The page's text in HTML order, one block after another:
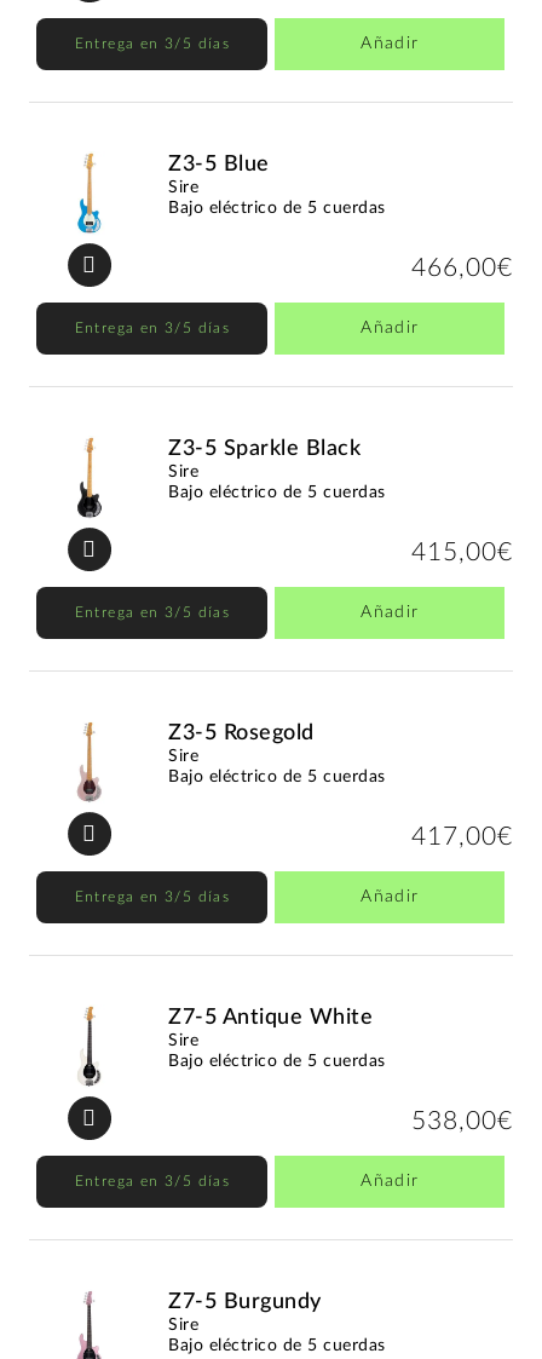
Entrega en 3/5 días Añadir
Z3-5 Blue
Sire
Bajo eléctrico de 5 cuerdas
466,00€
Entrega en 3/5 días Añadir
Z3-5 Sparkle Black
Sire
Bajo eléctrico de 5 cuerdas
415,00€
Entrega en 3/5 días Añadir
Z3-5 Rosegold
Sire
Bajo eléctrico de 5 cuerdas
417,00€
Entrega en 3/5 días Añadir
Z7-5 Antique White
Sire
Bajo eléctrico de 5 cuerdas
538,00€
Entrega en 3/5 días Añadir
Z7-5 Burgundy
Sire
Bajo eléctrico de 5 cuerdas